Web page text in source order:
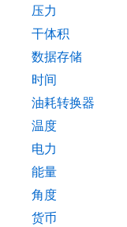
压力
干体积
数据存储
时间
油耗转换器
温度
电力
能量
角度
货币